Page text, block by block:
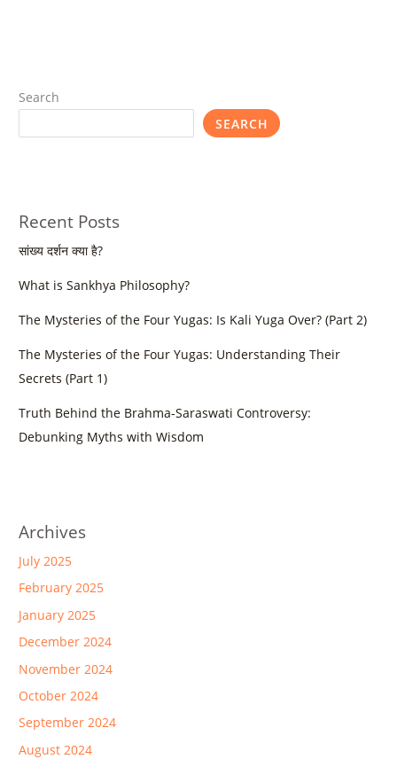
Search
SEARCH
Recent Posts
सांख्य दर्शन क्या है?
What is Sankhya Philosophy?
The Mysteries of the Four Yugas: Is Kali Yuga Over? (Part 2)
The Mysteries of the Four Yugas: Understanding Their
Secrets (Part 1)
Truth Behind the Brahma-Saraswati Controversy:
Debunking Myths with Wisdom
Archives
July 2025
February 2025
January 2025
December 2024
November 2024
October 2024
September 2024
August 2024